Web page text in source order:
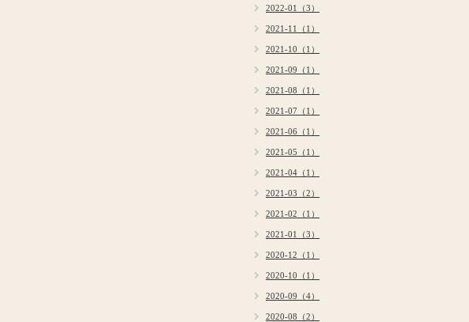
2022-01（3）
2021-11（1）
2021-10（1）
2021-09（1）
2021-08（1）
2021-07（1）
2021-06（1）
2021-05（1）
2021-04（1）
2021-03（2）
2021-02（1）
2021-01（3）
2020-12（1）
2020-10（1）
2020-09（4）
2020-08（2）